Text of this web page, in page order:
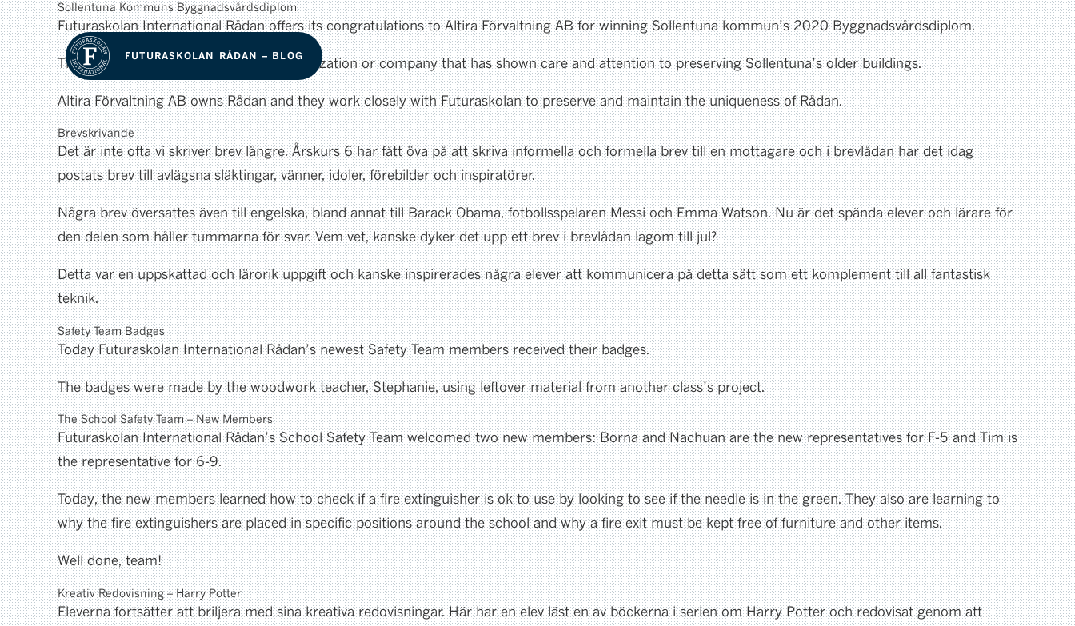
FUTURASKOLAN RÅDAN – BLOG
Sollentuna Kommuns Byggnadsvårdsdiplom
Futuraskolan International Rådan offers its congratulations to Altira Förvaltning AB for winning Sollentuna kommun’s 2020 Byggnadsvårdsdiplom.
This award is awarded to a person, organization or company that has shown care and attention to preserving Sollentuna’s older buildings.
Altira Förvaltning AB owns Rådan and they work closely with Futuraskolan to preserve and maintain the uniqueness of Rådan.
Brevskrivande
Det är inte ofta vi skriver brev längre. Årskurs 6 har fått öva på att skriva informella och formella brev till en mottagare och i brevlådan har det idag
postats brev till avlägsna släktingar, vänner, idoler, förebilder och inspiratörer.
Några brev översattes även till engelska, bland annat till Barack Obama, fotbollsspelaren Messi och Emma Watson. Nu är det spända elever och lärare för
den delen som håller tummarna för svar. Vem vet, kanske dyker det upp ett brev i brevlådan lagom till jul?
Detta var en uppskattad och lärorik uppgift och kanske inspirerades några elever att kommunicera på detta sätt som ett komplement till all fantastisk
teknik.
Safety Team Badges
Today Futuraskolan International Rådan’s newest Safety Team members received their badges.
The badges were made by the woodwork teacher, Stephanie, using leftover material from another class’s project.
The School Safety Team – New Members
Futuraskolan International Rådan’s School Safety Team welcomed two new members: Borna and Nachuan are the new representatives for F-5 and Tim is
the representative for 6-9.
Today, the new members learned how to check if a fire extinguisher is ok to use by looking to see if the needle is in the green. They also are learning to
why the fire extinguishers are placed in specific positions around the school and why a fire exit must be kept free of furniture and other items.
Well done, team!
Kreativ Redovisning – Harry Potter
Eleverna fortsätter att briljera med sina kreativa redovisningar. Här har en elev läst en av böckerna i serien om Harry Potter och redovisat genom att